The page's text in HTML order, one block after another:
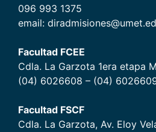
096 993 1375
email:
Facultad FCEE
Cdla. La Garzota 1era etapa
(04) 6026608 – (04)
Facultad FSCF
Cdla. La Garzota, Av. Eloy